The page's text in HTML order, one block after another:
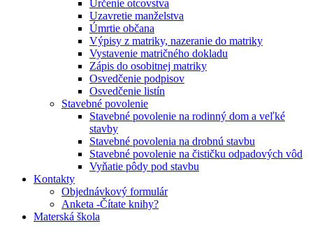
Určenie otcovstva
Uzavretie manželstva
Úmrtie občana
Výpisy z matriky, nazeranie do matriky
Vystavenie matričného dokladu
Zápis do osobitnej matriky
Osvedčenie podpisov
Osvedčenie listín
Stavebné povolenie
Stavebné povolenie na rodinný dom a veľké
stavby
Stavebné povolenia na drobnú stavbu
Stavebné povolenie na čističku odpadových vôd
Vyňatie pôdy pod stavbu
Kontakty
Objednávkový formulár
Anketa -Čítate knihy?
Materská škola